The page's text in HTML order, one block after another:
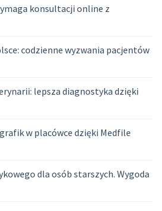
konsultacji online z
codzienne wyzwania pacjentów
lepsza diagnostyka dzięki
w placówce dzięki Medfile
dla osób starszych. Wygoda